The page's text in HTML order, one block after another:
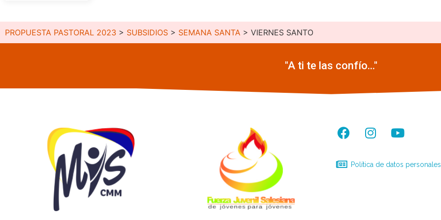
PROPUESTA PASTORAL 2023 > SUBSIDIOS > SEMANA SANTA > VIERNES SANTO
"A ti te las confío..."
Política de datos personales